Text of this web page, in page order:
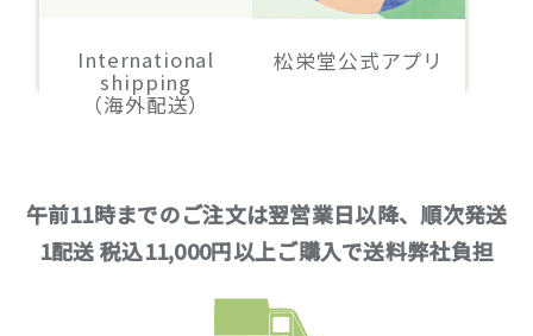
International
shipping
（海外配送）
松栄堂公式アプリ
午前11時までのご注文は翌営業日以降、順次発送
1配送 税込11,000円以上ご購入で送料弊社負担